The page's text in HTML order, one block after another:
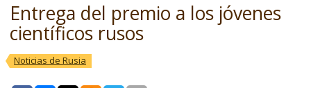
Entrega del premio a los jóvenes
científicos rusos
Noticias de Rusia